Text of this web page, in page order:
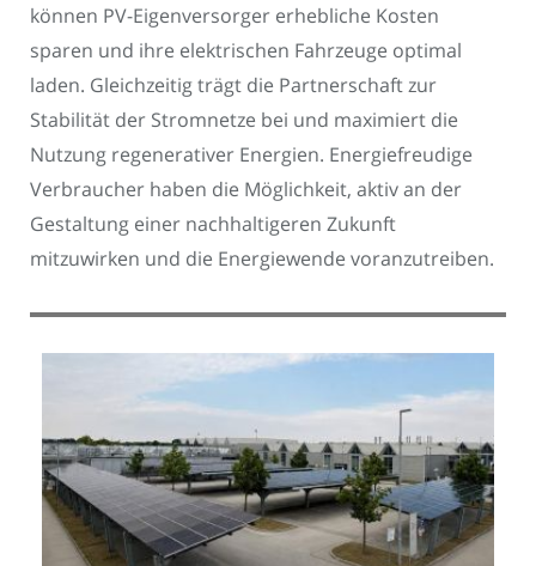
können PV-Eigenversorger erhebliche Kosten
sparen und ihre elektrischen Fahrzeuge optimal
laden. Gleichzeitig trägt die Partnerschaft zur
Stabilität der Stromnetze bei und maximiert die
Nutzung regenerativer Energien. Energiefreudige
Verbraucher haben die Möglichkeit, aktiv an der
Gestaltung einer nachhaltigeren Zukunft
mitzuwirken und die Energiewende voranzutreiben.